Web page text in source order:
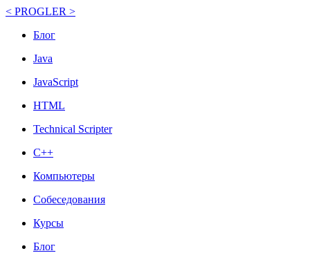
< PROGLER >
Блог
Java
JavaScript
HTML
Technical Scripter
C++
Компьютеры
Собеседования
Курсы
Блог